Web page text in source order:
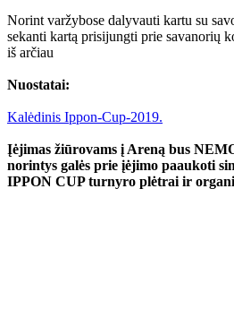
Norint varžybose dalyvauti kartu su
sekanti kartą prisijungti prie savanorių
iš arčiau
Nuostatai:
Kalėdinis Ippon-Cup-2019.
Įėjimas žiūrovams į Areną bus
norintys galės prie įėjimo paaukoti
IPPON CUP turnyro plėtrai ir